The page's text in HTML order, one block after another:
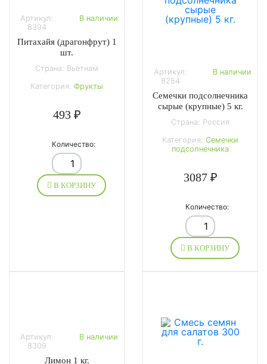
Артикул:
8394
В наличии
Питахайя (драгонфрут) 1
шт.
Страна: Вьетнам
Категория: Фрукты
493 ₽
Количество:
В КОРЗИНУ
Артикул:
8254
В наличии
Семечки подсолнечника
сырые (крупные) 5 кг.
Страна: Россия
Категория: Семечки
подсолнечника
3087 ₽
Количество:
В КОРЗИНУ
Артикул:
8309
В наличии
Лимон 1 кг.